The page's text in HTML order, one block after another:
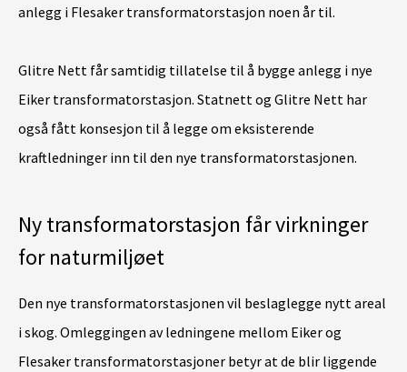
anlegg i Flesaker transformatorstasjon noen år til.
Glitre Nett får samtidig tillatelse til å bygge anlegg i nye
Eiker transformatorstasjon. Statnett og Glitre Nett har
også fått konsesjon til å legge om eksisterende
kraftledninger inn til den nye transformatorstasjonen.
Ny transformatorstasjon får virkninger
for naturmiljøet
Den nye transformatorstasjonen vil beslaglegge nytt areal
i skog. Omleggingen av ledningene mellom Eiker og
Flesaker transformatorstasjoner betyr at de blir liggende